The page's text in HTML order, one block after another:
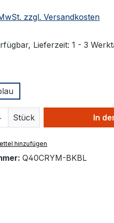
zzgl. Versandkosten
Lieferzeit: 1 - 3
Gib den
Stück In
hinzufügen
Q40CRYM-BKBL